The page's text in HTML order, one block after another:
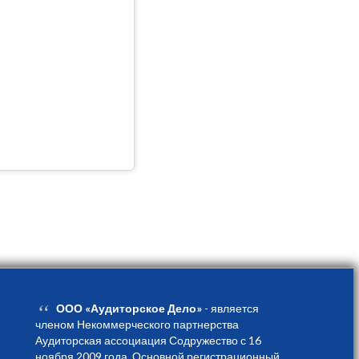
“ ООО «Аудиторское Дело» - является
членом Некоммерческого партнерства
Аудиторская ассоциация Содружество с 16
ноября 2009 года. Основной регистрационный